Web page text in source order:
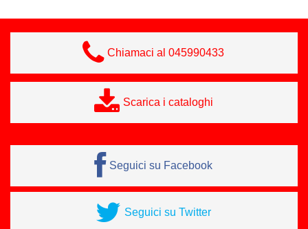
Chiamaci al 045990433
Scarica i cataloghi
Seguici su Facebook
Seguici su Twitter